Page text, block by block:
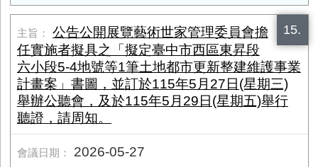
15.
公告公開展覽藝術世家管理委員會擔
任實施者擬具之「擬定臺中市西區東昇段
六小段5-4地號等1筆土地都市更新整建維護事業
計畫案」書圖，並訂於115年5月27日(星期三)
舉辦公聽會，及於115年5月29日(星期五)舉行
聽證，請周知。
2026-05-27